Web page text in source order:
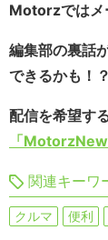
Motorzではメ
編集部の裏話
できるかも！？
配信を希望す
「
関連キーワ
クルマ 便利